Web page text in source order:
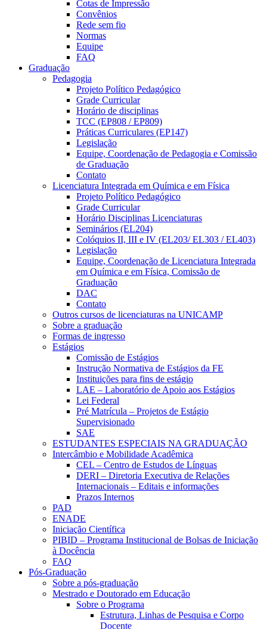
Cotas de Impressão
Convênios
Rede sem fio
Normas
Equipe
FAQ
Graduação
Pedagogia
Projeto Político Pedagógico
Grade Curricular
Horário de disciplinas
TCC (EP808 / EP809)
Práticas Curriculares (EP147)
Legislação
Equipe, Coordenação de Pedagogia e Comissão
de Graduação
Contato
Licenciatura Integrada em Química e em Física
Projeto Político Pedagógico
Grade Curricular
Horário Disciplinas Licenciaturas
Seminários (EL204)
Colóquios II, III e IV (EL203/ EL303 / EL403)
Legislação
Equipe, Coordenação de Licenciatura Integrada
em Química e em Física, Comissão de
Graduação
DAC
Contato
Outros cursos de licenciaturas na UNICAMP
Sobre a graduação
Formas de ingresso
Estágios
Comissão de Estágios
Instrução Normativa de Estágios da FE
Instituições para fins de estágio
LAE – Laboratório de Apoio aos Estágios
Lei Federal
Pré Matrícula – Projetos de Estágio
Supervisionado
SAE
ESTUDANTES ESPECIAIS NA GRADUAÇÃO
Intercâmbio e Mobilidade Acadêmica
CEL – Centro de Estudos de Línguas
DERI – Diretoria Executiva de Relações
Internacionais – Editais e informações
Prazos Internos
PAD
ENADE
Iniciação Científica
PIBID – Programa Institucional de Bolsas de Iniciação
à Docência
FAQ
Pós-Graduação
Sobre a pós-graduação
Mestrado e Doutorado em Educação
Sobre o Programa
Estrutura, Linhas de Pesquisa e Corpo
Docente